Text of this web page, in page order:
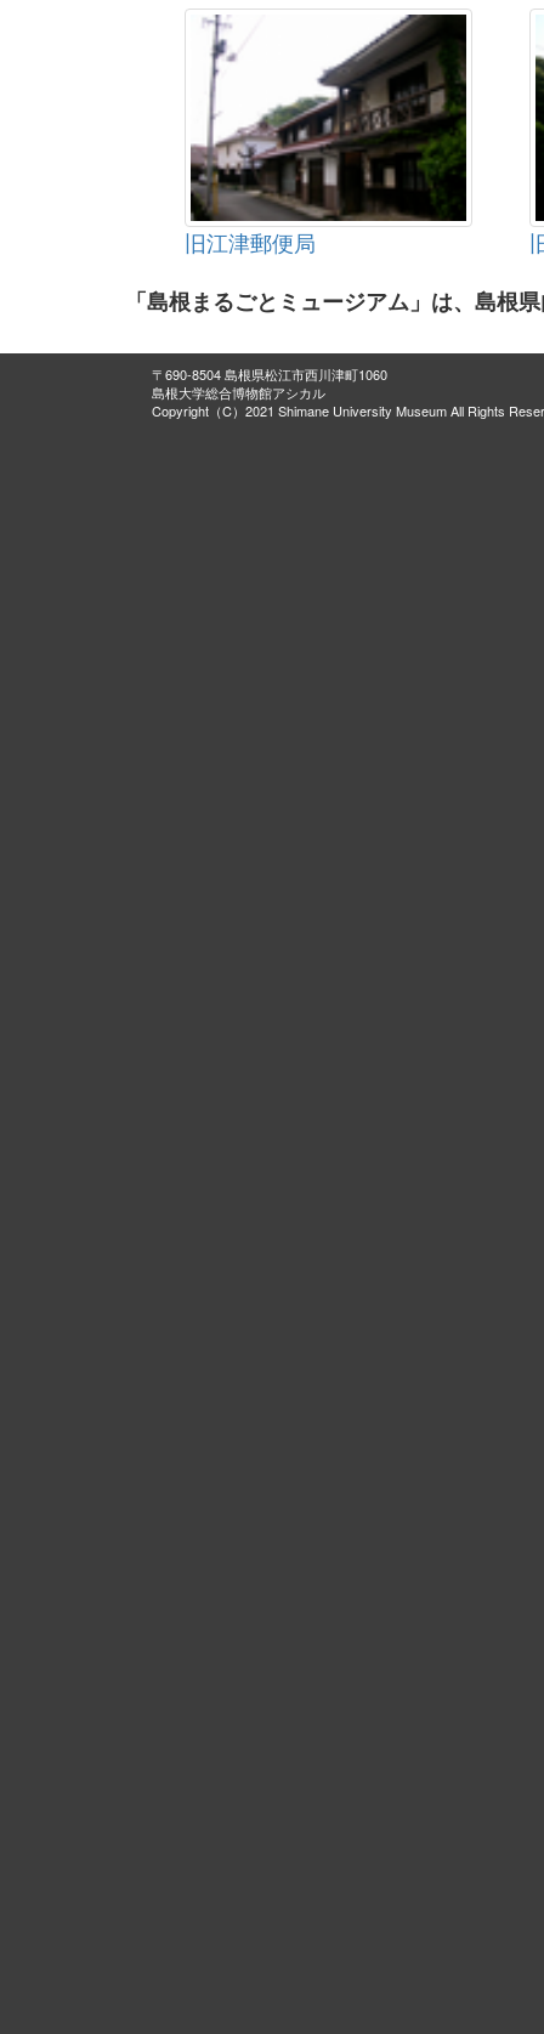
旧江津郵便局
「島根まるごとミュージアム」は、島根
〒690-8504 島根県松江市西川津町1060
島根大学総合博物館アシカル
Copyright（C）2021 Shimane University Museum All Rights